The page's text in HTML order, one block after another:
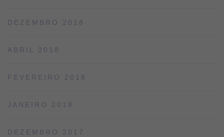
DEZEMBRO 2018
ABRIL 2018
FEVEREIRO 2018
JANEIRO 2018
DEZEMBRO 2017